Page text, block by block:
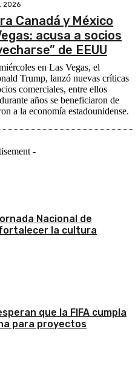
2026
Canadá y México
acusa a socios
de EEUU
en Las Vegas, el
Trump, lanzó nuevas críticas
comerciales, entre ellos
años se beneficiaron de
a la economía estadounidense.
-
Nacional de
la cultura
que la FIFA cumpla
para proyectos